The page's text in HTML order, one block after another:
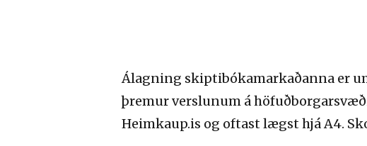
Álagning skiptibókamarkaðanna er
þremur verslunum á
Heimkaup.is og oftast lægst hjá A4.